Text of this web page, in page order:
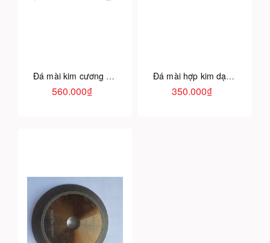
Đá mài kim cương dạng đĩa
560.000₫
Đá mài hợp kim dạng bát
350.000₫